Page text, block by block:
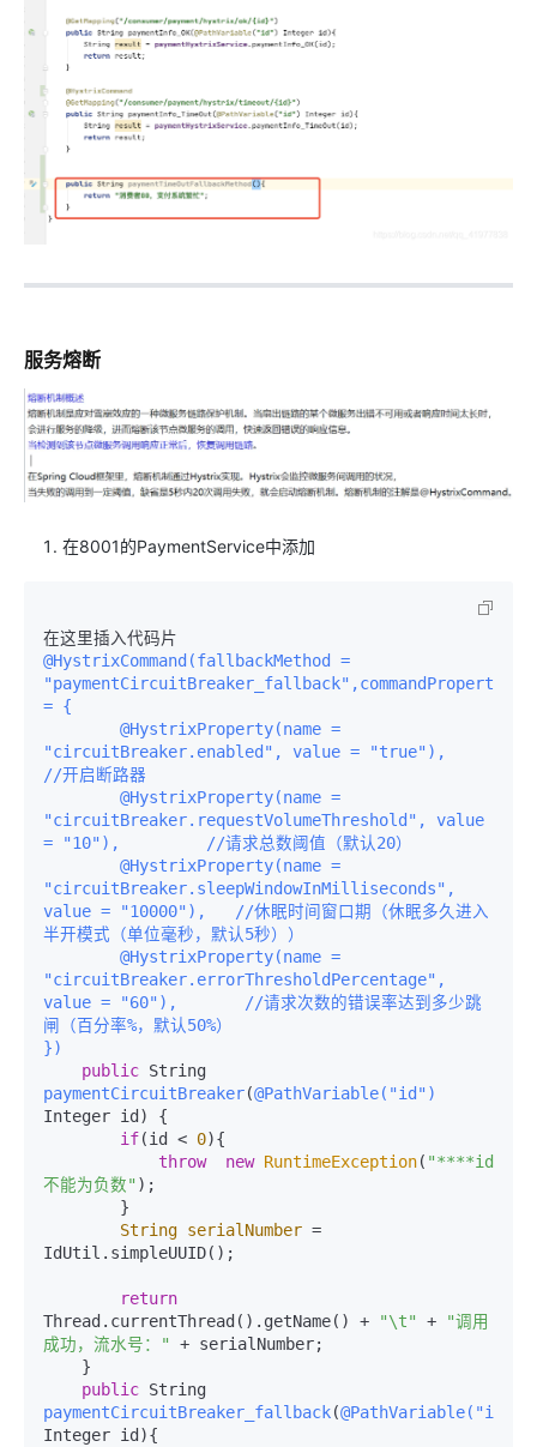
服务熔断
在8001的PaymentService中添加
@HystrixCommand(fallbackMethod =
"paymentCircuitBreaker_fallback",commandProperties
= {
"circuitBreaker.enabled", value = "true"),
//开启断路器
"circuitBreaker.requestVolumeThreshold", value
= "10"),         //请求总数阈值（默认20）
"circuitBreaker.sleepWindowInMilliseconds",
value = "10000"),   //休眠时间窗口期（休眠多久进入
半开模式（单位毫秒，默认5秒））
"circuitBreaker.errorThresholdPercentage",
value = "60"),       //请求次数的错误率达到多少跳
闸（百分率%，默认50%）
})
public
paymentCircuitBreaker(@PathVariable("id")
Integer id)
{
if(id < 0){
throw
new RuntimeException( "****id
不能为负数" );
String serialNumber =
IdUtil.simpleUUID();
return
Thread.currentThread().getName() +
"\t" +
"调用
成功，流水号："
+ serialNumber;
public
paymentCircuitBreaker_fallback(@PathVariable("id")
Integer id){